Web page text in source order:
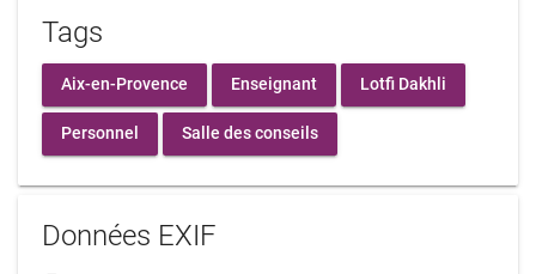
Tags
Aix-en-Provence Enseignant Lotfi Dakhli
Personnel Salle des conseils
Données EXIF